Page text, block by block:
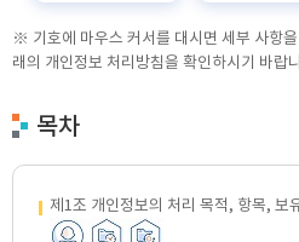
※ 기호에 마우스 커서를 대시면 세부 사항
래의 개인정보 처리방침을 확인하시기 바랍
목차
제1조 개인정보의 처리 목적, 항목, 보